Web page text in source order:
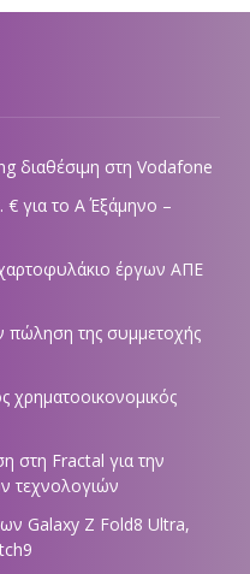
διαθέσιμη στη Vodafone
για το Α΄ Εξάμηνο –
έργων ΑΠΕ
πώληση της συμμετοχής
χρηματοοικονομικός
στη Fractal για την
τεχνολογιών
Galaxy Z Fold8 Ultra,